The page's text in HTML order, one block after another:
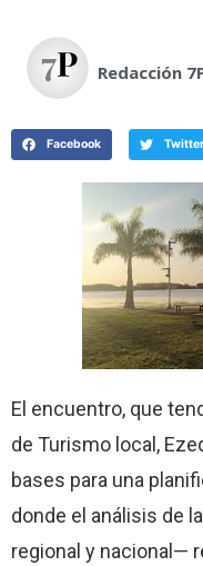
Redacción
Facebook Twitter
El encuentro, que
de Turismo local,
bases para una
donde el análisis de
regional y nacional—